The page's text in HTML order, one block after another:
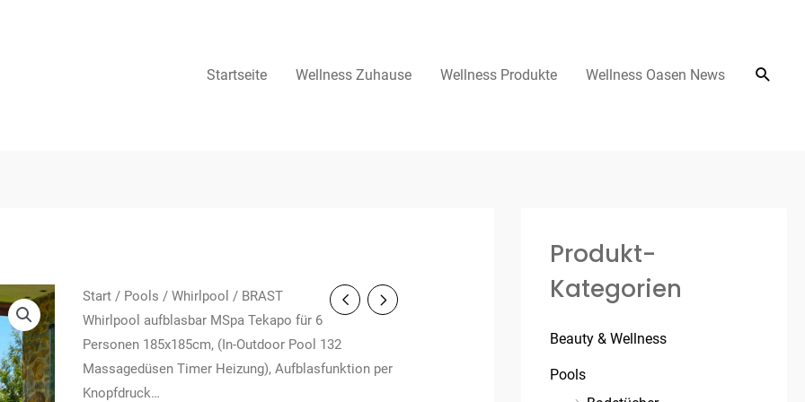
Startseite Wellness Zuhause Wellness Produkte Wellness Oasen News
Start/ Pools / Whirlpool / BRAST
Whirlpool aufblasbar MSpa Tekapo für 6
Personen 185x185cm, (In-Outdoor Pool 132
Massagedüsen Timer Heizung), Aufblasfunktion per
Knopfdruck…
Produkt-
Kategorien
Beauty & Wellness
Pools